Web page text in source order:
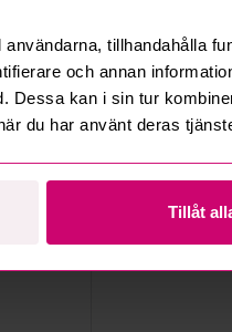
tillhandahålla
och annan
Dessa kan i sin tur
du har använt deras
Tillåt